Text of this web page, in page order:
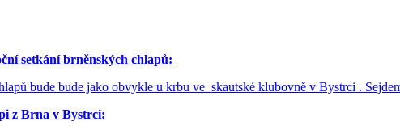
setkání brněnských chlapů:
bude bude jako obvykle u krbu ve skautské klubovně v Bystrci .
z Brna v Bystrci: